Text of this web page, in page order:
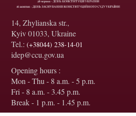
14, Zhylianska str.,
Kyiv 01033, Ukraine
Tel.: (+38044) 238-14-01
idep@ccu.gov.ua
Opening hours :
Mon - Thu - 8 a.m. - 5 p.m.
Fri - 8 a.m. - 3.45 p.m.
Break - 1 p.m. - 1.45 p.m.